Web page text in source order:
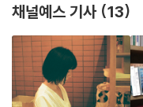
있다. 이제 마르케스는 현대
<백년 동안의 고독>을 논의
마치 그림자처럼 늘 따라다
채널예스 기사 13